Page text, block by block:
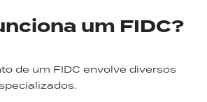
um FIDC?
de um FIDC envolve diversos